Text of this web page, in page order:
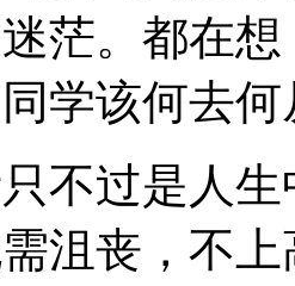
茫。都在
学该何去何
不过是人
沮丧，不